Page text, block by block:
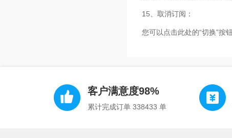
15、取消订阅：
您可以点击此处的“切换”按
客户满意度98%
累计完成订单 338433 单